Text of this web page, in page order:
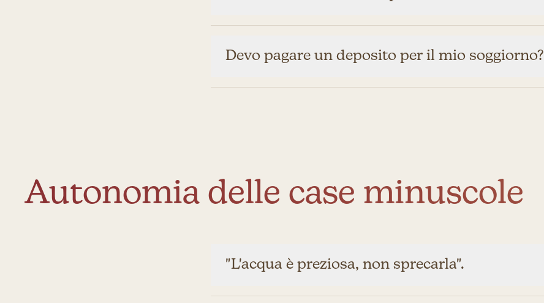
Devo pagare un deposito per il mio soggiorno?
Autonomia delle case minuscole
"L'acqua è preziosa, non sprecarla".